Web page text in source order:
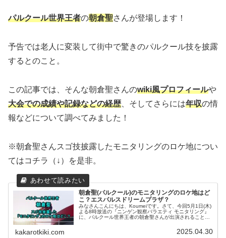
パルクール世界王者の朝倉聖さんが登場します！
予告では老人に変装して街中で驚きのパルクール技を披露
するとのこと。
この記事では、そんな朝倉聖さんのwiki風プロフィールや
大会での成績や記録などの経歴 、そしてさらには年収の情
報などについて調べてみました！
※朝倉聖さんスゴ技披露したモニタリングのロケ地につい
てはコチラ（↓）を是非。
朝倉聖(パルクール)のモニタリングのロケ地はど
こ？エスパルスドリームプラザ？
みなさんこんにちは、Koumeiです。さて、今回5月1日(木)
よる8時放送の『ニンゲン観察バラエティ モニタリング』
に、パルクール世界王者の朝倉聖さんが出演されることは
kakarotkiki.com 2025.04.30